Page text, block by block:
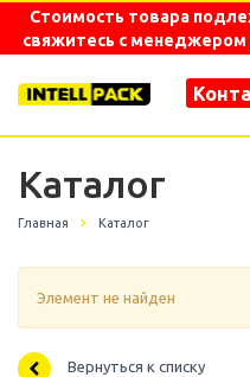
Стоимость товара
свяжитесь с
Каталог
Главная Каталог
Элемент не найден
Вернуться к списку